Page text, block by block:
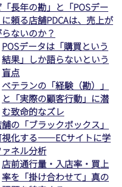
長年の勘」と「POSデー
頼る店舗PDCAは、売上が
らないのか？
POSデータは「購買という
結果」しか語らないという
盲点
ベテランの「経験（勘）」
と「実際の顧客行動」に潜
む致命的なズレ
の「ブラックボックス」
視化する――ECサイトに学
ネル分析
店前通行量・入店率・買上
率を「掛け合わせて」真の